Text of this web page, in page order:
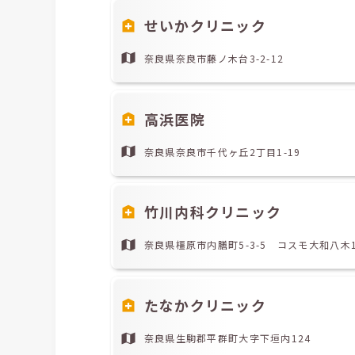
せいかクリニック
奈良県奈良市藤ノ木台3-2-12
高浜医院
奈良県奈良市千代ヶ丘2丁目1-19
竹川内科クリニック
奈良県橿原市内膳町5-3-5 コスモ大和八木
たなかクリニック
奈良県生駒郡平群町大字下垣内124